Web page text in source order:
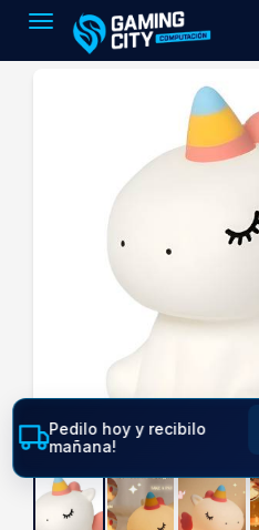
Toggle navigation
Pedilo hoy y recibilo
mañana!